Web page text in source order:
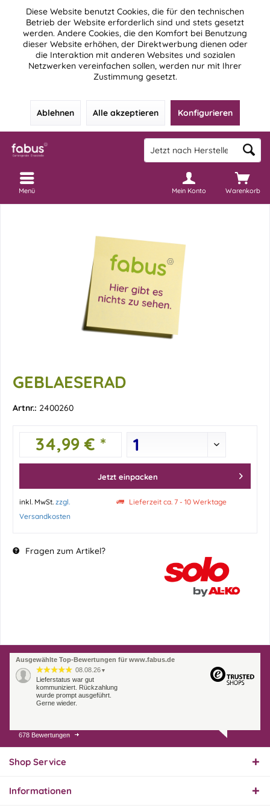
Diese Website benutzt Cookies, die für den technischen
Betrieb der Website erforderlich sind und stets gesetzt
werden. Andere Cookies, die den Komfort bei Benutzung
dieser Website erhöhen, der Direktwerbung dienen oder
die Interaktion mit anderen Websites und sozialen
Netzwerken vereinfachen sollen, werden nur mit Ihrer
Zustimmung gesetzt.
Ablehnen Alle akzeptieren Konfigurieren
Warenkorb
Mein Konto
Menü
GEBLAESERAD
Artnr.: 2400260
34,99 € *
Jetzt einpacken
inkl. MwSt. zzgl.
Versandkosten
Lieferzeit ca. 7 - 10 Werktage
Fragen zum Artikel?
Ausgewählte Top-Bewertungen für www.fabus.de
08.08.26 ▼
Lieferstatus war gut
kommuniziert. Rückzahlung
wurde prompt ausgeführt.
Gerne wieder.
07.08.26
Endlich das richtige
678 Bewertungen
Shop Service
Informationen